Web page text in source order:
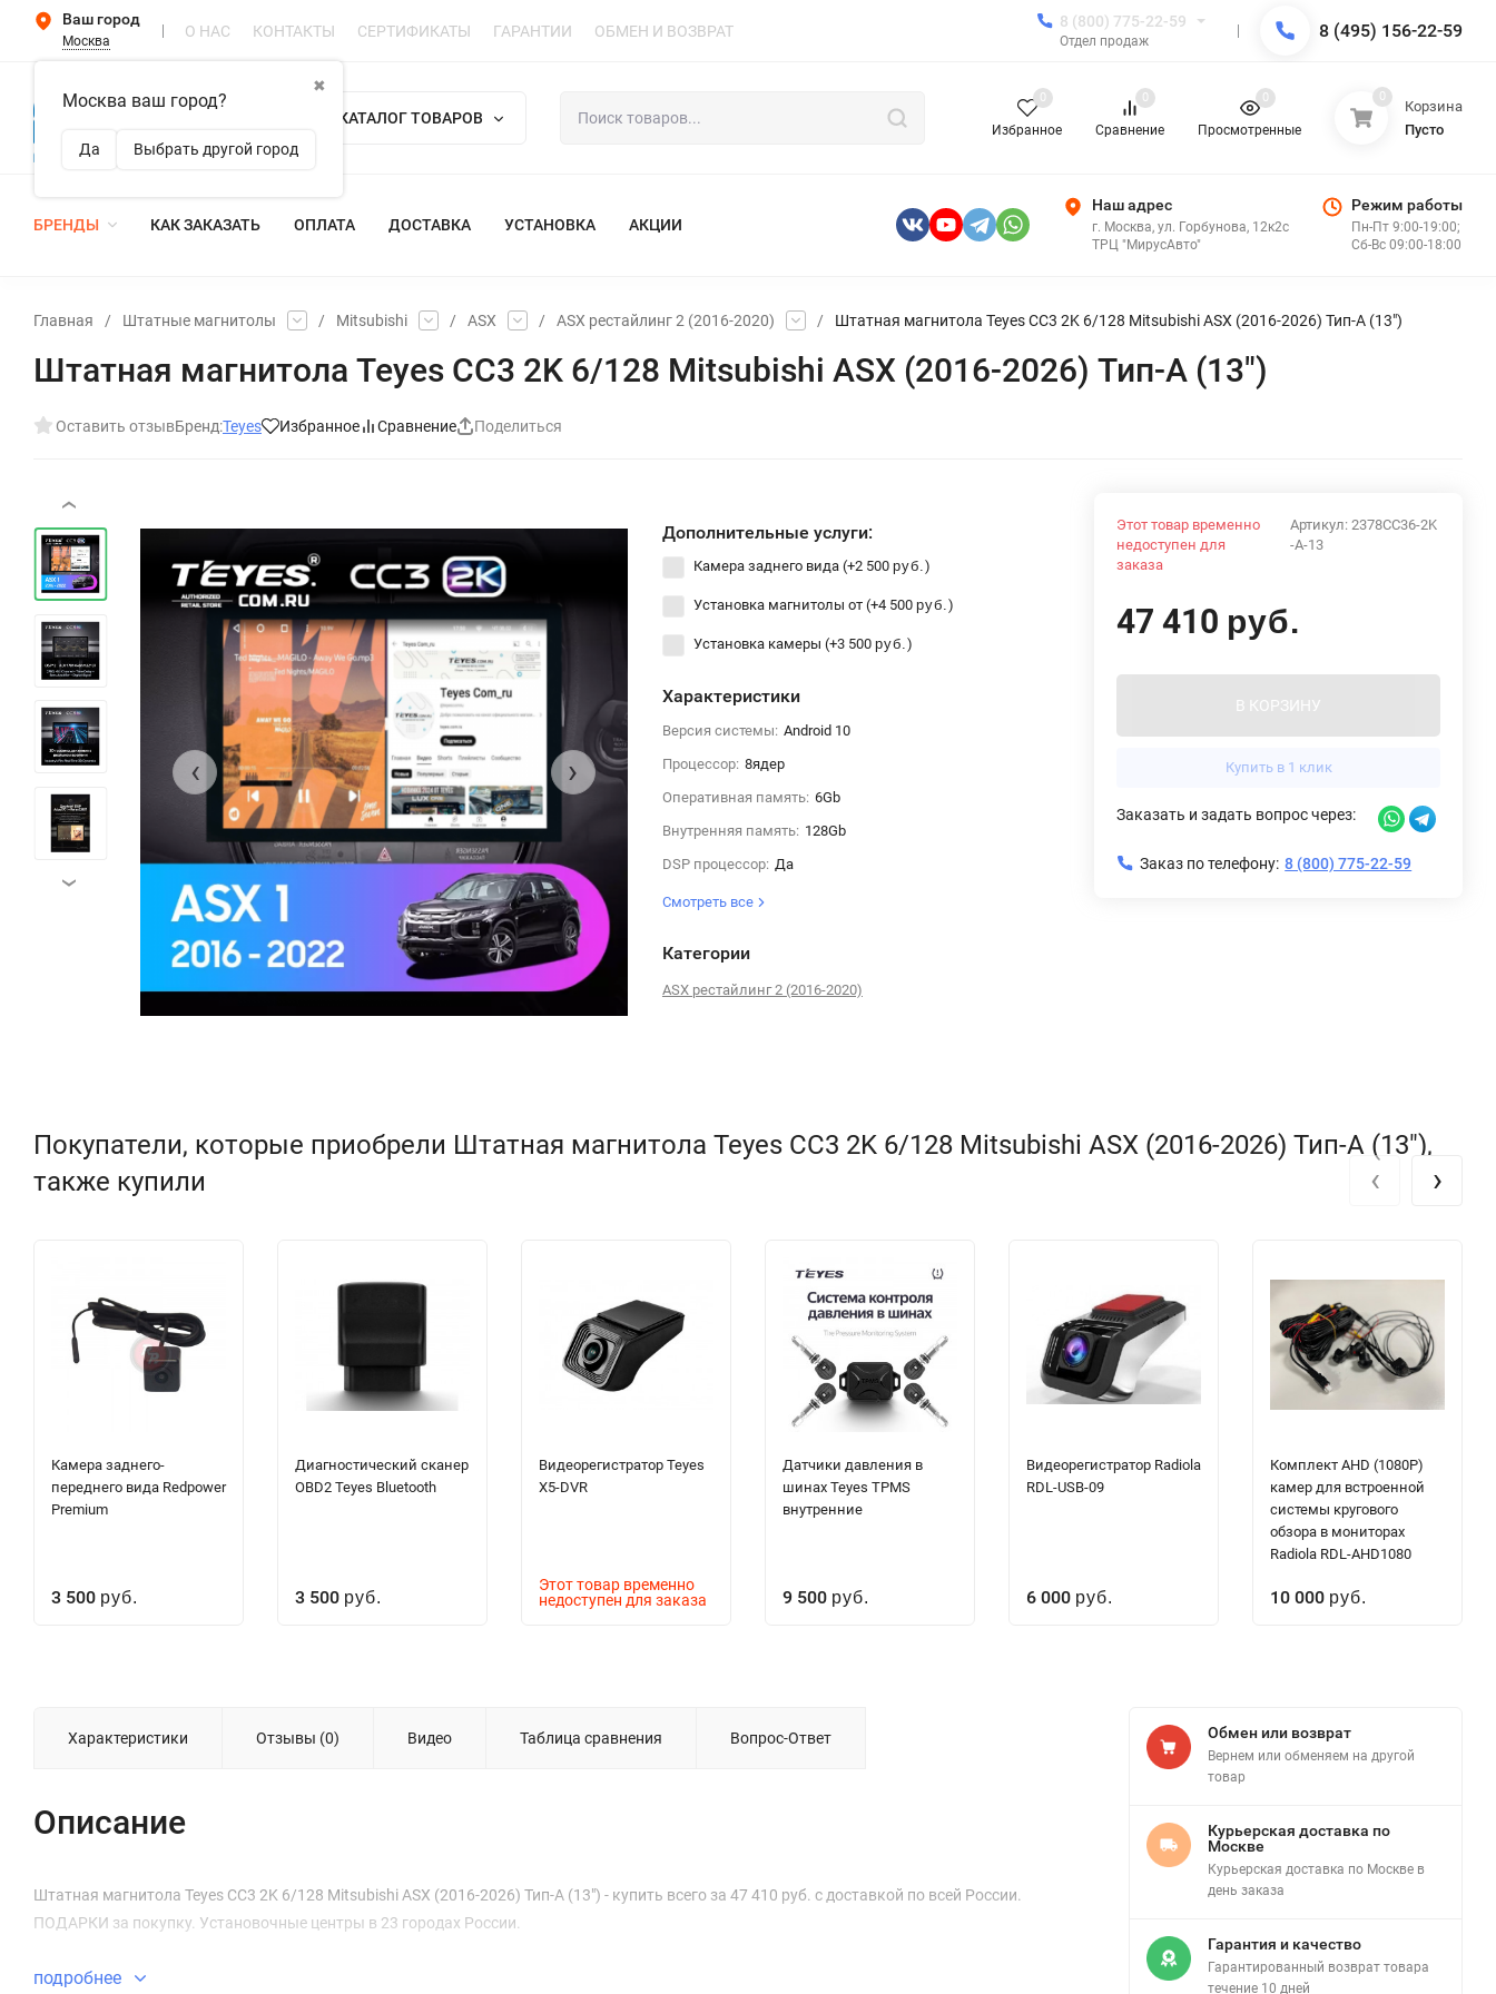
Ваш город
Москва
✖
Москва ваш город?
Да Выбрать другой город
О НАС КОНТАКТЫ СЕРТИФИКАТЫ ГАРАНТИИ ОБМЕН И ВОЗВРАТ
8 (800) 775-22-59
Отдел продаж 8 (495) 156-22-59
КАТАЛОГ ТОВАРОВ
Избранное
0
Сравнение
0
Просмотренные
0 0
Корзина
Пусто
БРЕНДЫ КАК ЗАКАЗАТЬ ОПЛАТА ДОСТАВКА УСТАНОВКА АКЦИИ
Наш адрес
г. Москва, ул. Горбунова, 12к2с
ТРЦ "МирусАвто"
Режим работы
Пн-Пт 9:00-19:00;
Сб-Вс 09:00-18:00
Главная / Штатные магнитолы / Mitsubishi / ASX / ASX рестайлинг 2 (2016-2020) / Штатная магнитола Teyes CC3 2K 6/128 Mitsubishi ASX (2016-2026) Тип-A (13")
Штатная магнитола Teyes CC3 2K 6/128 Mitsubishi ASX (2016-2026) Тип-A (13")
Оставить отзывБренд:Teyes Избранное Сравнение Поделиться
‹ ›
‹
›
Дополнительные услуги:
Камера заднего вида (+2 500 руб. )
Установка магнитолы от (+4 500 руб. )
Установка камеры (+3 500 руб. )
Характеристики
Версия системы: Android 10
Процессор: 8ядер
Оперативная память: 6Gb
Внутренняя память: 128Gb
DSP процессор: Да
Смотреть все
Категории
ASX рестайлинг 2 (2016-2020)
Артикул: 2378CC36-2K
-A-13
Этот товар временно
недоступен для
заказа
47 410 руб.
В КОРЗИНУ
Купить в 1 клик
Заказать и задать вопрос через:
Заказ по телефону: 8 (800) 775-22-59
Покупатели, которые приобрели Штатная магнитола Teyes CC3 2K 6/128 Mitsubishi ASX (2016-2026) Тип-A (13"),
также купили
Камера заднего-
переднего вида Redpower
Premium
3 500 руб.
Диагностический сканер
OBD2 Teyes Bluetooth
3 500 руб.
Видеорегистратор Teyes
X5-DVR
Этот товар временно
недоступен для заказа
Датчики давления в
шинах Teyes TPMS
внутренние
9 500 руб.
Видеорегистратор Radiola
RDL-USB-09
6 000 руб.
Комплект AHD (1080P)
камер для встроенной
системы кругового
обзора в мониторах
Radiola RDL-AHD1080
10 000 руб.
‹ ›
Характеристики Отзывы (0) Видео Таблица сравнения Вопрос-Ответ
Описание
Штатная магнитола Teyes CC3 2K 6/128 Mitsubishi ASX (2016-2026) Тип-A (13") - купить всего за 47 410 руб. с доставкой по всей России.
ПОДАРКИ за покупку. Установочные центры в 23 городах России.
подробнее
Обмен или возврат
Вернем или обменяем на другой
товар
Курьерская доставка по
Москве
Курьерская доставка по Москве в
день заказа
Гарантия и качество
Гарантированный возврат товара
течение 10 дней